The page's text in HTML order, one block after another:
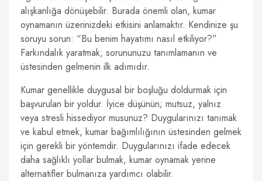
alışkanlığa dönüşebilir. Burada önemli olan, kumar
oynamanın üzerinizdeki etkisini anlamaktır. Kendinize şu
soruyu sorun: “Bu benim hayatımı nasıl etkiliyor?”
Farkındalık yaratmak, sorununuzu tanımlamanın ve
üstesinden gelmenin ilk adımıdır.
Kumar genellikle duygusal bir boşluğu doldurmak için
başvurulan bir yoldur. İyice düşünün; mutsuz, yalnız
veya stresli hissediyor musunuz? Duygularınızı tanımak
ve kabul etmek, kumar bağımlılığının üstesinden gelmek
için gerekli bir yöntemdir. Duygularınızı ifade edecek
daha sağlıklı yollar bulmak, kumar oynamak yerine
alternatifler bulmanıza yardımcı olabilir.